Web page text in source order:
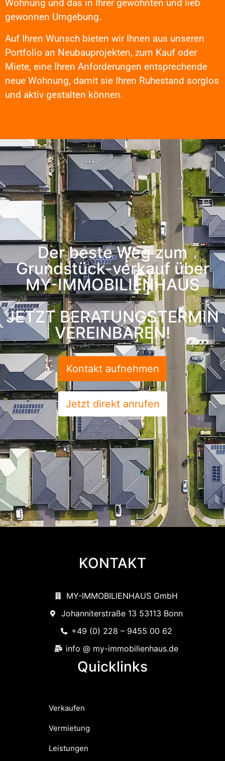
Wohnung und das in Ihrer gewohnten und lieb
gewonnen Umgebung.
Auf Ihren Wunsch bieten wir Ihnen aus unseren
Portfolio an Neubauprojekten, zum Kauf oder
Miete, eine Ihren Anforderungen entsprechende
neue Wohnung, damit sie Ihren Ruhestand sorglos
und aktiv gestalten können.
Der beste Weg zum
Grundstück-verkauf über
MY-IMMOBILIENHAUS
JETZT BERATUNGSTERMIN
VEREINBAREN!
Kontakt aufnehmen
Jetzt direkt anrufen
KONTAKT
MY-IMMOBILIENHAUS GmbH
Johanniterstraße 13 53113 Bonn
+49 (0) 228 – 9455 00 62
info @ my-immobilienhaus.de
Quicklinks
Verkaufen
Vermietung
Leistungen